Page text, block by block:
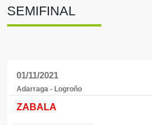
SEMIFINAL
01/11/2021
Adarraga - Logroño
ZABALA